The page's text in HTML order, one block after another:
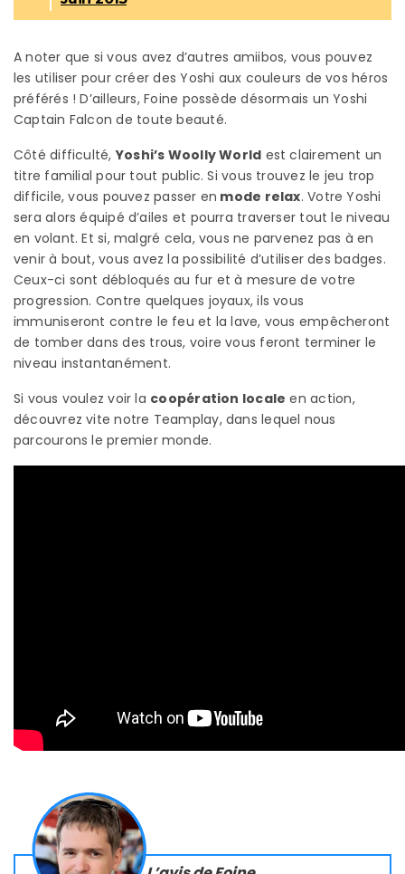
A noter que si vous avez d’autres amiibos, vous pouvez
les utiliser pour créer des Yoshi aux couleurs de vos héros
préférés ! D’ailleurs, Foine possède désormais un Yoshi
Captain Falcon de toute beauté.
Côté difficulté,Yoshi’s Woolly World est clairement un
titre familial pour tout public. Si vous trouvez le jeu trop
difficile, vous pouvez passer en mode relax. Votre Yoshi
sera alors équipé d’ailes et pourra traverser tout le niveau
en volant. Et si, malgré cela, vous ne parvenez pas à en
venir à bout, vous avez la possibilité d’utiliser des badges.
Ceux-ci sont débloqués au fur et à mesure de votre
progression. Contre quelques joyaux, ils vous
immuniseront contre le feu et la lave, vous empêcheront
de tomber dans des trous, voire vous feront terminer le
niveau instantanément.
Si vous voulez voir la coopération locale en action,
découvrez vite notre Teamplay, dans lequel nous
parcourons le premier monde.